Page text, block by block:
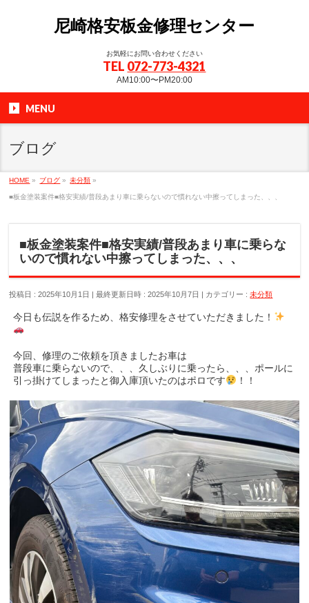
尼崎格安板金修理センター
お気軽にお問い合わせください
TEL 072-773-4321
AM10:00〜PM20:00
MENU
ブログ
HOME » ブログ » 未分類 »
■板金塗装案件■格安実績/普段あまり車に乗らないので慣れない中擦ってしまった、、、
■板金塗装案件■格安実績/普段あまり車に乗らな
いので慣れない中擦ってしまった、、、
投稿日 : 2025年10月1日 最終更新日時 : 2025年10月7日 カテゴリー :未分類
今日も伝説を作るため、格安修理をさせていただきました！
今回、修理のご依頼を頂きましたお車は
普段車に乗らないので、、、久しぶりに乗ったら、、、ポールに
引っ掛けてしまったと御入庫頂いたのはポロです
！！